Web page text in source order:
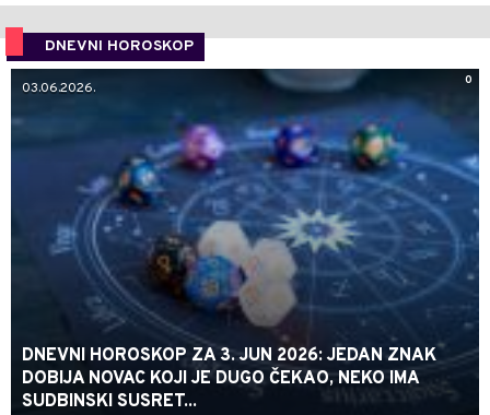
DNEVNI HOROSKOP
0
03.06.2026.
DNEVNI HOROSKOP ZA 3. JUN 2026: JEDAN ZNAK
DOBIJA NOVAC KOJI JE DUGO ČEKAO, NEKO IMA
SUDBINSKI SUSRET...